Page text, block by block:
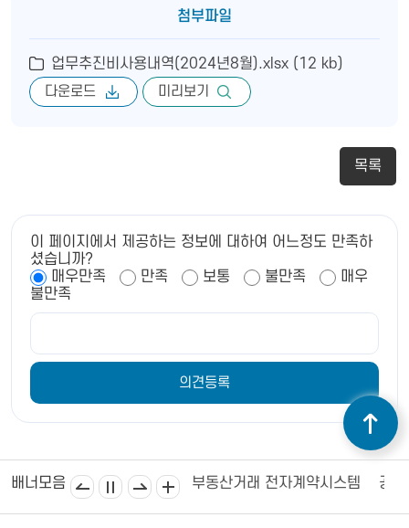
첨부파일
업무추진비사용내역(2024년8월).xlsx (12 kb)
다운로드
미리보기
목록
이 페이지에서 제공하는 정보에 대하여 어느정도 만족하
셨습니까?
매우만족
만족 보통 불만족
매우
불만족
배너모음
김제시의회 소비자24 부동산거래 전자계약시스템 공